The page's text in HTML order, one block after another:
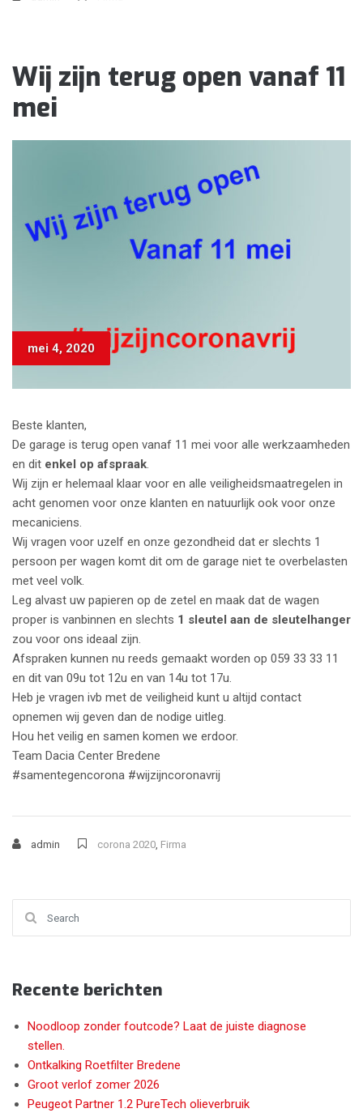
Wij zijn terug open vanaf 11
mei
mei 4, 2020
Beste klanten,
De garage is terug open vanaf 11 mei voor alle werkzaamheden
en dit enkel op afspraak.
Wij zijn er helemaal klaar voor en alle veiligheidsmaatregelen in
acht genomen voor onze klanten en natuurlijk ook voor onze
mecaniciens.
Wij vragen voor uzelf en onze gezondheid dat er slechts 1
persoon per wagen komt dit om de garage niet te overbelasten
met veel volk.
Leg alvast uw papieren op de zetel en maak dat de wagen
proper is vanbinnen en slechts 1 sleutel aan de sleutelhanger
zou voor ons ideaal zijn.
Afspraken kunnen nu reeds gemaakt worden op 059 33 33 11
en dit van 09u tot 12u en van 14u tot 17u.
Heb je vragen ivb met de veiligheid kunt u altijd contact
opnemen wij geven dan de nodige uitleg.
Hou het veilig en samen komen we erdoor.
Team Dacia Center Bredene
#samentegencorona #wijzijncoronavrij
admin corona 2020, Firma
Recente berichten
Noodloop zonder foutcode? Laat de juiste diagnose
stellen.
Ontkalking Roetfilter Bredene
Groot verlof zomer 2026
Peugeot Partner 1.2 PureTech olieverbruik